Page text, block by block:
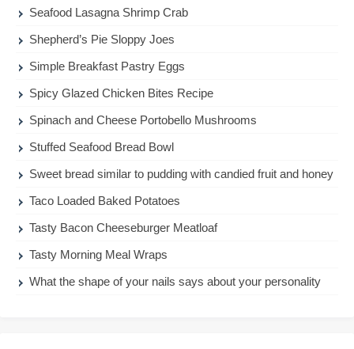
Seafood Lasagna Shrimp Crab
Shepherd’s Pie Sloppy Joes
Simple Breakfast Pastry Eggs
Spicy Glazed Chicken Bites Recipe
Spinach and Cheese Portobello Mushrooms
Stuffed Seafood Bread Bowl
Sweet bread similar to pudding with candied fruit and honey
Taco Loaded Baked Potatoes
Tasty Bacon Cheeseburger Meatloaf
Tasty Morning Meal Wraps
What the shape of your nails says about your personality